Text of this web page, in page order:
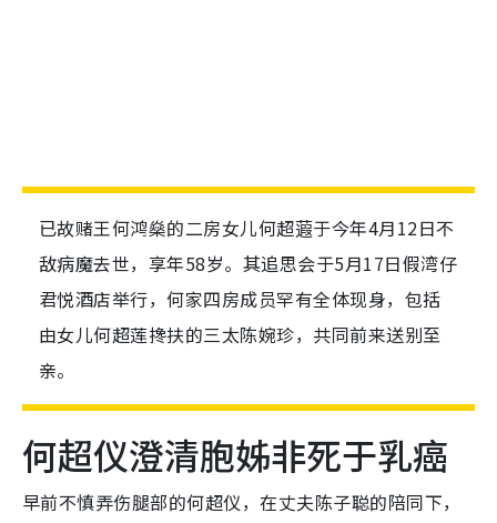
已故赌王何鸿燊的二房女儿何超蕸于今年4月12日不
敌病魔去世，享年58岁。其追思会于5月17日假湾仔
君悦酒店举行，何家四房成员罕有全体现身，包括
由女儿何超莲搀扶的三太陈婉珍，共同前来送别至
亲。
何超仪澄清胞姊非死于乳癌
早前不慎弄伤腿部的何超仪，在丈夫陈子聪的陪同下，